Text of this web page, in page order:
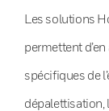
Les solutions
permettent
spécifiques de
dépalettisation,